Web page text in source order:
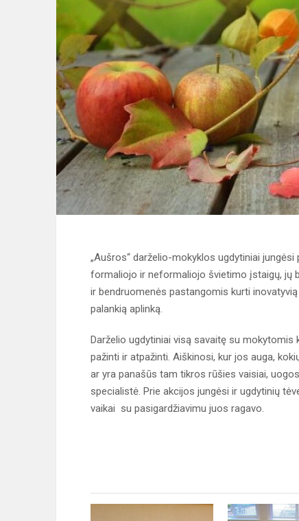
„Aušros“ darželio-mokyklos ugdytiniai
formaliojo ir neformaliojo švietimo įstaigų, jų
ir bendruomenės pastangomis kurti
palankią aplinką.
Darželio ugdytiniai visą savaitę su
pažinti ir atpažinti. Aiškinosi, kur jos auga,
ar yra panašūs tam tikros rūšies vaisiai,
specialistė. Prie akcijos jungėsi ir ugdytinių
vaikai su pasigardžiavimu juos ragavo.